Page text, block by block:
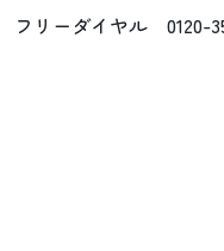
フリーダイヤル 0120-